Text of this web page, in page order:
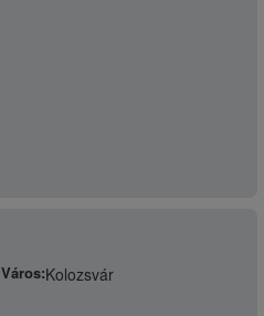
Város:Kolozsvár